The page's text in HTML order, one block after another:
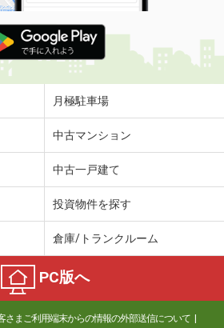
月極駐車場
中古マンション
中古一戸建て
投資物件を探す
倉庫/トランクルーム
PC版へ
さまご利用端末からの情報の外部送信について